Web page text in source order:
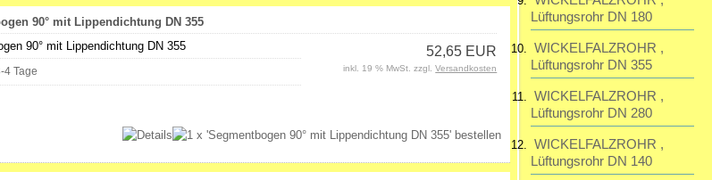
90° mit Lippendichtung DN 355
90° mit Lippendichtung DN 355
4 Tage
52,65 EUR
inkl. 19 % MwSt. zzgl.Versandkosten
Lüftungsrohr DN 180
WICKELFALZROHR ,
Lüftungsrohr DN 355
WICKELFALZROHR ,
Lüftungsrohr DN 280
WICKELFALZROHR ,
Lüftungsrohr DN 140